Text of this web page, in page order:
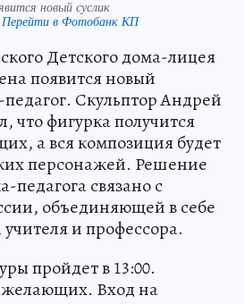
новый суслик
Перейти в Фотобанк КП
Детского дома-лицея
появится новый
Скульптор Андрей
что фигурка получится
а вся композиция будет
персонажей. Решение
педагога связано с
объединяющей в себе
и профессора.
пройдет в 13:00.
Вход на